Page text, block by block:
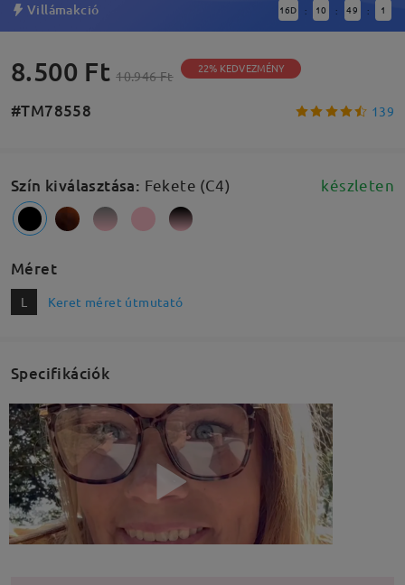
Villámakció 16D : 10 : 49 : 0
8.500 Ft 10.946 Ft 22% KEDVEZMÉNY
#TM78558 139
Szín kiválasztása: Fekete (C4) készleten
Méret
L Keret méret útmutató
Specifikációk